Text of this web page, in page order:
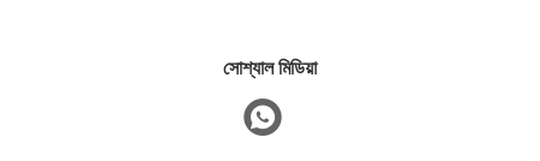
সোশ্যাল মিডিয়া